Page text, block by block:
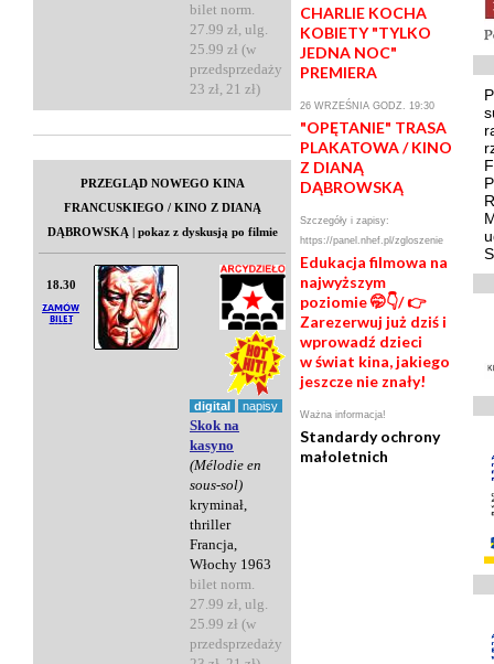
bilet norm.
27.99 zł, ulg.
25.99 zł (w
przedsprzedaży
23 zł, 21 zł)
PRZEGLĄD NOWEGO KINA
FRANCUSKIEGO / KINO Z DIANĄ
DĄBROWSKĄ | pokaz z dyskusją po filmie
18.30
digital napisy
Skok na
kasyno
(Mélodie en
sous-sol)
kryminał,
thriller
Francja,
Włochy 1963
bilet norm.
27.99 zł, ulg.
25.99 zł (w
przedsprzedaży
CHARLIE KOCHA
KOBIETY "TYLKO
JEDNA NOC"
PREMIERA
26 WRZEŚNIA GODZ. 19:30
"OPĘTANIE" TRASA
PLAKATOWA / KINO
Z DIANĄ
DĄBROWSKĄ
Szczegóły i zapisy:
https://panel.nhef.pl/zgloszenie
Edukacja filmowa na
najwyższym
poziomie 🤭👇/ 👉
Zarezerwuj już dziś i
wprowadź dzieci
w świat kina, jakiego
jeszcze nie znały!
Ważna informacja!
Standardy ochrony
małoletnich